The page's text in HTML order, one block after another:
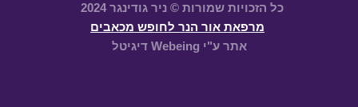
כל הזכויות שמורות © ניר גודינגר 2024
מרפאת אור הנר לחופש מכאבים
אתר ע"י Webeing דיגיטל